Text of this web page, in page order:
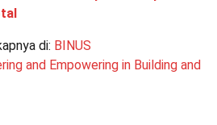
di: BINUS
and Empowering in Building and